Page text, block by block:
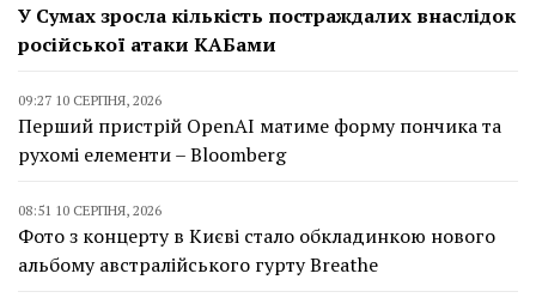
У Сумах зросла кількість постраждалих внаслідок
російської атаки КАБами
09:27 10 СЕРПНЯ, 2026
Перший пристрій OpenAI матиме форму пончика та
рухомі елементи – Bloomberg
08:51 10 СЕРПНЯ, 2026
Фото з концерту в Києві стало обкладинкою нового
альбому австралійського гурту Breathe